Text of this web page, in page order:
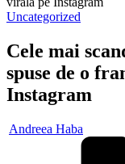
Posted
Uncategorized
Cele mai
spuse de o
Instagram
Posted
Andreea Haba